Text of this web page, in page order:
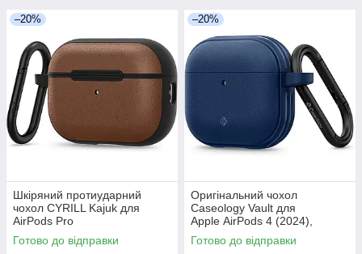
–20%
Шкіряний протиударний
чохол CYRILL Kajuk для
AirPods Pro
2 (2023/2022/2019) у
коричневому кольорі
Готово до відправки
–20%
Оригінальний чохол
Caseology Vault для
Apple AirPods 4 (2024),
ACS08656, Navy Blue
Готово до відправки